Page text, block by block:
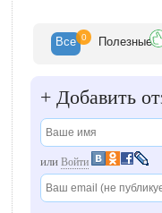
Все 0 Полезные
+ Добавить
или Войти